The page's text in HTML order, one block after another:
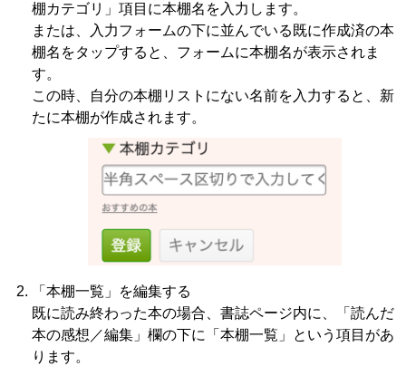
棚カテゴリ」項目に本棚名を入力します。
または、入力フォームの下に並んでいる既に作成済の本
棚名をタップすると、フォームに本棚名が表示されま
す。
この時、自分の本棚リストにない名前を入力すると、新
たに本棚が作成されます。
「本棚一覧」を編集する
既に読み終わった本の場合、書誌ページ内に、「読んだ
本の感想／編集」欄の下に「本棚一覧」という項目があ
ります。